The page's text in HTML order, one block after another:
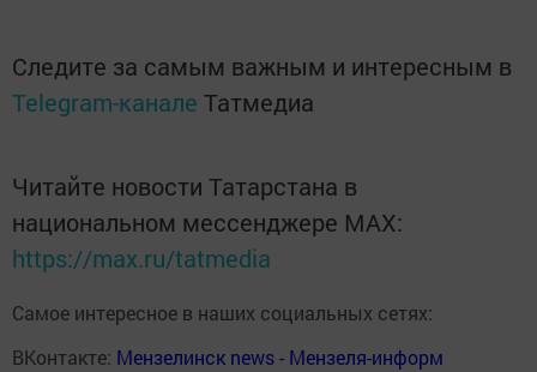
Следите за самым важным и интересным в
Telegram-канале Татмедиа
Читайте новости Татарстана в
национальном мессенджере MАХ:
https://max.ru/tatmedia
Самое интересное в наших социальных сетях:
ВКонтакте: Мензелинск news - Мензеля-информ